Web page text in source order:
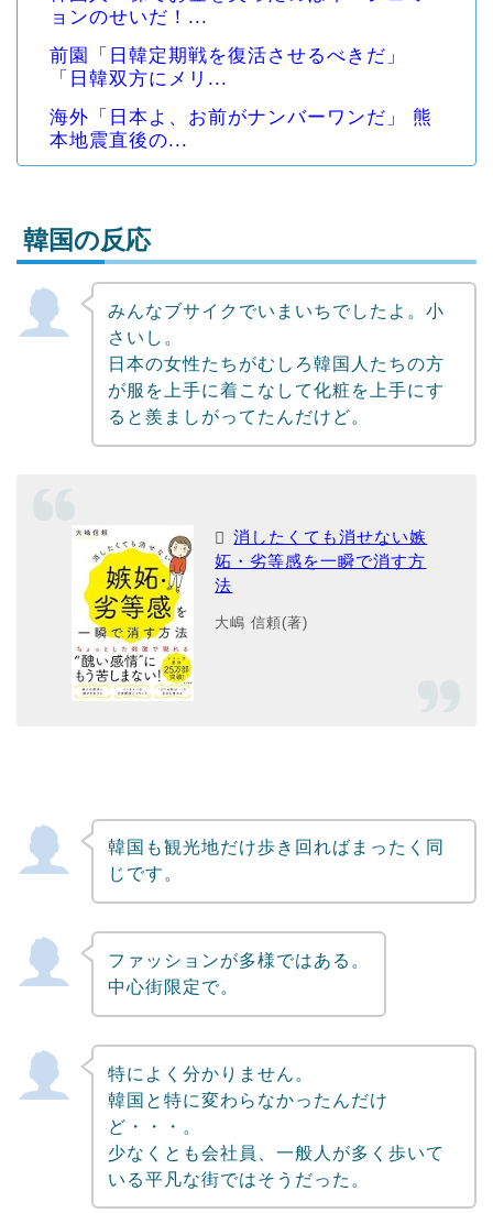
ョンのせいだ！...
前園「日韓定期戦を復活させるべきだ」
「日韓双方にメリ...
海外「日本よ、お前がナンバーワンだ」 熊
本地震直後の...
Powered by livedoor 相互RSS
韓国の反応
みんなブサイクでいまいちでしたよ。小
さいし。
日本の女性たちがむしろ韓国人たちの方
が服を上手に着こなして化粧を上手にす
ると羨ましがってたんだけど。
消したくても消せない嫉
妬・劣等感を一瞬で消す方
法
大嶋 信頼(著)
韓国も観光地だけ歩き回ればまったく同
じです。
ファッションが多様ではある。
中心街限定で。
特によく分かりません。
韓国と特に変わらなかったんだけ
ど・・・。
少なくとも会社員、一般人が多く歩いて
いる平凡な街ではそうだった。